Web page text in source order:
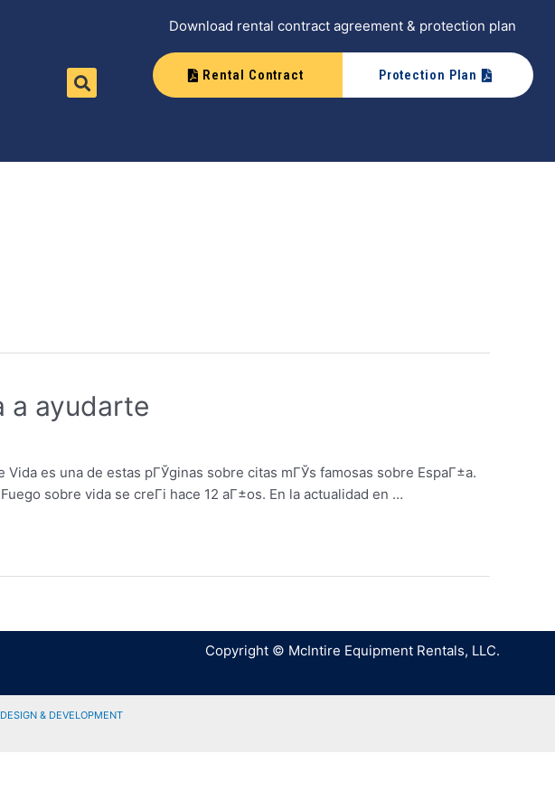
Download rental contract agreement & protection plan
Rental Contract Protection Plan
a ayudarte
es una de estas pГЎginas sobre citas mГЎs famosas sobre EspaГ±a.
sobre vida se creГі hace 12 aГ±os. En la actualidad en …
Copyright © McIntire Equipment Rentals, LLC.
& DEVELOPMENT